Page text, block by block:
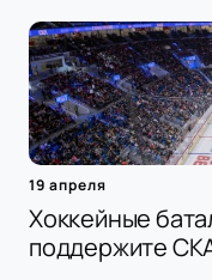
19 апреля
Хоккейные
поддержите